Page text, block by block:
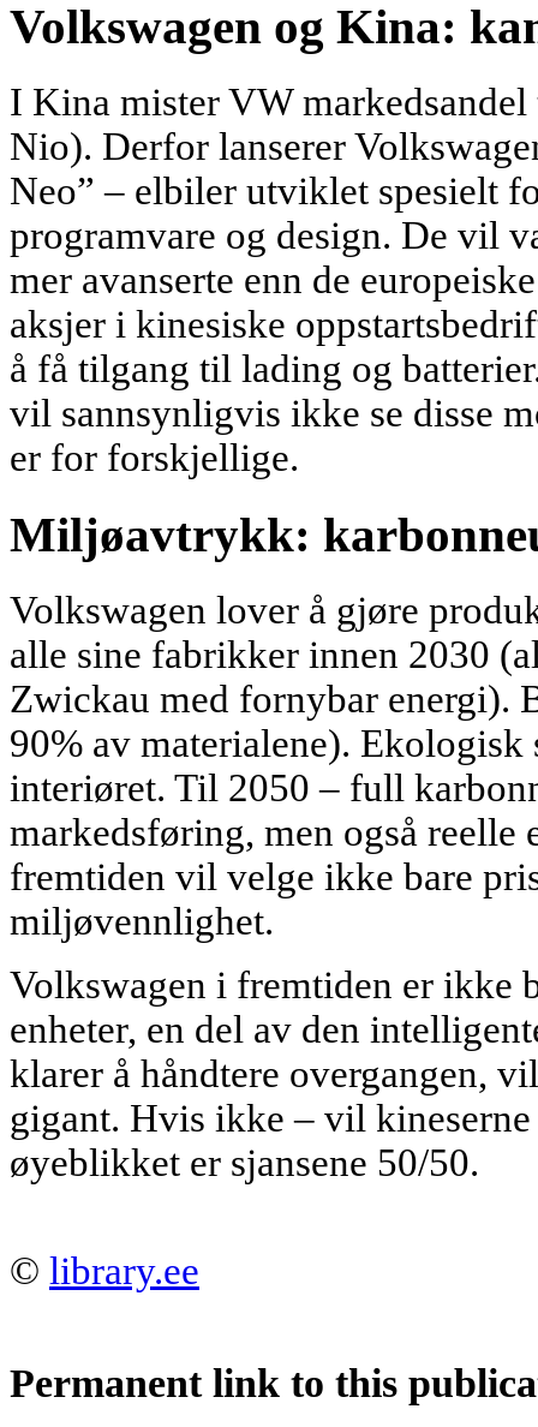
Volkswagen og Kina:
I Kina mister VW
Nio). Derfor lanserer
Neo” – elbiler utviklet spesielt
programvare og design. De vil
mer avanserte enn de
aksjer i kinesiske
å få tilgang til lading og
vil sannsynligvis ikke se disse
er for forskjellige.
Miljøavtrykk:
Volkswagen lover å gjøre
alle sine fabrikker innen 2030
Zwickau med fornybar energi).
90% av materialene).
interiøret. Til 2050 – full
markedsføring, men også reelle
fremtiden vil velge ikke bare
miljøvennlighet.
Volkswagen i fremtiden er ikke
enheter, en del av den
klarer å håndtere overgangen,
gigant. Hvis ikke – vil
øyeblikket er sjansene 50/50.
© library.ee
Permanent link to this